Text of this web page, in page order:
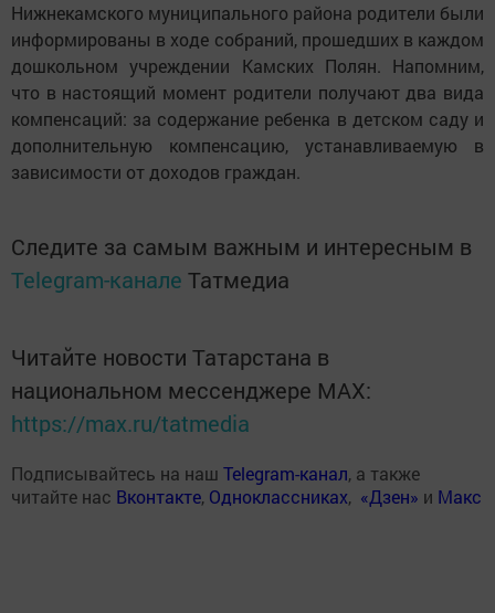
Нижнекамского муниципального района родители были
информированы в ходе собраний, прошедших в каждом
дошкольном учреждении Камских Полян. Напомним,
что в настоящий момент родители получают два вида
компенсаций: за содержание ребенка в детском саду и
дополнительную компенсацию, устанавливаемую в
зависимости от доходов граждан.
Следите за самым важным и интересным в
Telegram-канале Татмедиа
Читайте новости Татарстана в
национальном мессенджере MАХ:
https://max.ru/tatmedia
Подписывайтесь на наш Telegram-канал, а также
читайте нас Вконтакте, Одноклассниках, «Дзен» и Макс